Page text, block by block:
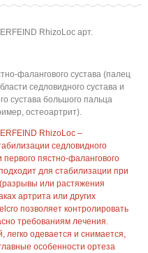
RhizoLoc арт.
фалангового сустава (палец
седловидного сустава и
сустава большого пальца
остеоартрит).
RhizoLoc –
седловидного
пястно-фалангового
для стабилизации при
или растяжения
артрита или других
позволяет контролировать
требованиям лечения.
одевается и снимается,
особенности ортеза